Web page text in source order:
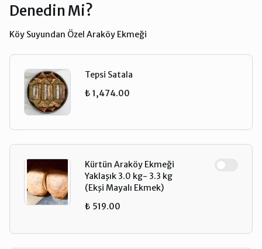
Denedin Mi?
Köy Suyundan Özel Araköy Ekmeği
Tepsi Satala
₺ 1,474.00
Kürtün Araköy Ekmeği
Yaklaşık 3.0 kg- 3.3 kg
(Ekşi Mayalı Ekmek)
₺ 519.00